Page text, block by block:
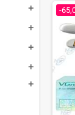
add
add
add
add
add